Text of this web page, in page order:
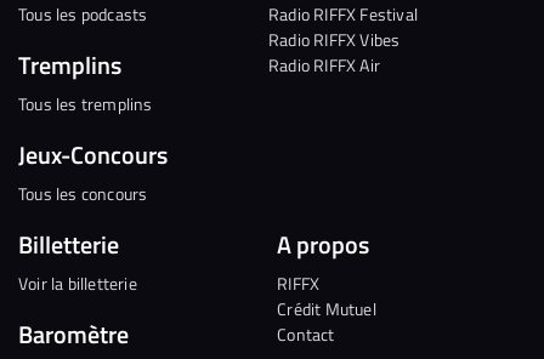
Tous les podcasts
Tremplins
Tous les tremplins
Jeux-Concours
Tous les concours
Radio RIFFX Festival
Radio RIFFX Vibes
Radio RIFFX Air
Billetterie
Voir la billetterie
Baromètre
A propos
RIFFX
Crédit Mutuel
Contact